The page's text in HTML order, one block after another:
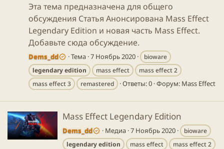
Эта тема предназначена для общего
обсуждения Статья Анонсирована Mass Effect
Legendary Edition и новая часть Mass Effect.
Добавьте сюда обсуждение.
Dems_dd Тема 7 Ноябрь 2020
bioware
legendaryedition mass effect
mass effect 2
mass effect 3
remastered Ответы: 0 Форум: Mass Effect
Mass Effect Legendary Edition
Dems_dd Медиа 7 Ноябрь 2020
bioware
legendaryedition mass effect
mass effect 2